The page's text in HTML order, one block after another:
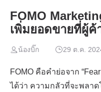
FOMO
เพิ่มยอดขายที่ผู้ค้
น้องบิ๊ก 29 ต.ค.